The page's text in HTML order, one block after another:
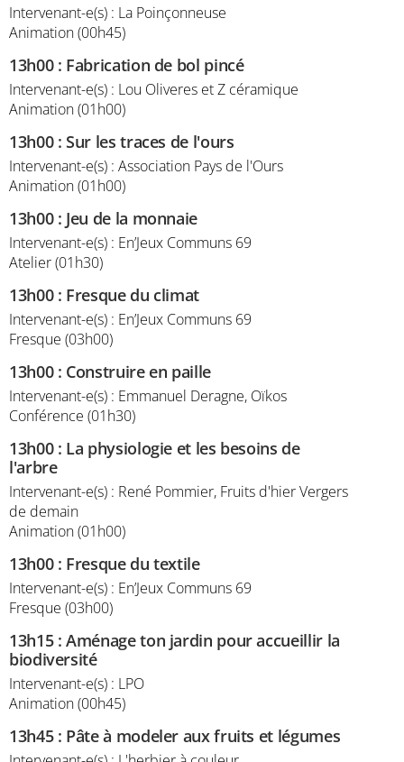
Intervenant-e(s) : La Poinçonneuse
Animation (00h45)
13h00: Fabrication de bol pincé
Intervenant-e(s) : Lou Oliveres et Z céramique
Animation (01h00)
13h00:Sur les traces de l'ours
Intervenant-e(s) : Association Pays de l'Ours
Animation (01h00)
13h00: Jeu de la monnaie
Intervenant-e(s) : En’Jeux Communs 69
Atelier (01h30)
13h00: Fresque du climat
Intervenant-e(s) : En’Jeux Communs 69
Fresque (03h00)
13h00: Construire en paille
Intervenant-e(s) : Emmanuel Deragne, Oïkos
Conférence (01h30)
13h00: La physiologie et les besoins de
l'arbre
Intervenant-e(s) : René Pommier, Fruits d'hier Vergers
de demain
Animation (01h00)
13h00: Fresque du textile
Intervenant-e(s) : En’Jeux Communs 69
Fresque (03h00)
13h15:Aménage ton jardin pour accueillir la
biodiversité
Intervenant-e(s) : LPO
Animation (00h45)
13h45: Pâte à modeler aux fruits et légumes